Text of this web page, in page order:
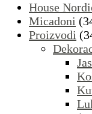
House
Micadoni
Proizvodi